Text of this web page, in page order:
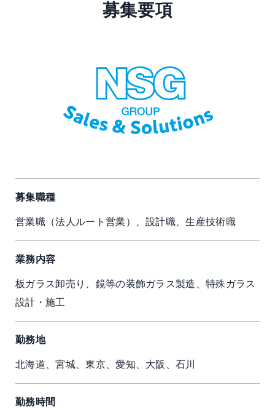
募集要項
募集職種
営業職（法人ルート営業）、設計職、生産技術職
業務内容
板ガラス卸売り、鏡等の装飾ガラス製造、特殊ガラス
設計・施工
勤務地
北海道、宮城、東京、愛知、大阪、石川
勤務時間